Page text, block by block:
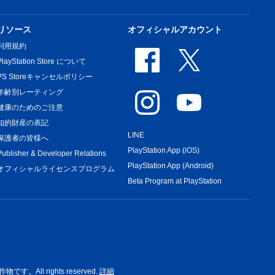
ソース
用規約
Store について
Storeキャンセルポリシー
齢別レーティング
康のためのご注意
的財産の表記
護者の皆様へ
& Developer Relations
フィシャルライセンスプログラム
オフィシャルアカウント
LINE
PlayStation App (iOS)
PlayStation App (Android)
Beta Program at PlayStation
物です。All rights reserved. 詳細